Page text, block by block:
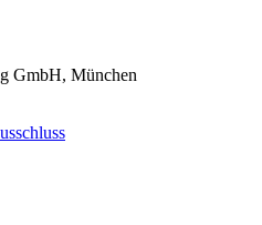
GmbH, München